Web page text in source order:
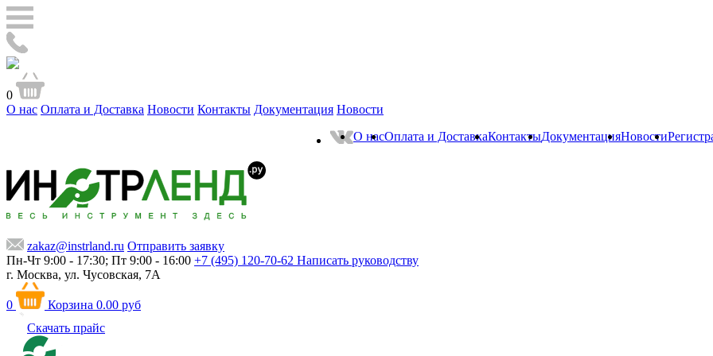
0
О нас Оплата и Доставка Новости Контакты Документация Новости
О насОплата и ДоставкаКонтактыДокументацияНовости
zakaz@instrland.ru Отправить заявку
Пн-Чт 9:00 - 17:30; Пт 9:00 - 16:00 +7 (495) 120-70-62 Написать руководству
г. Москва, ул. Чусовская, 7А
0 Корзина 0.00 руб
Скачать прайс